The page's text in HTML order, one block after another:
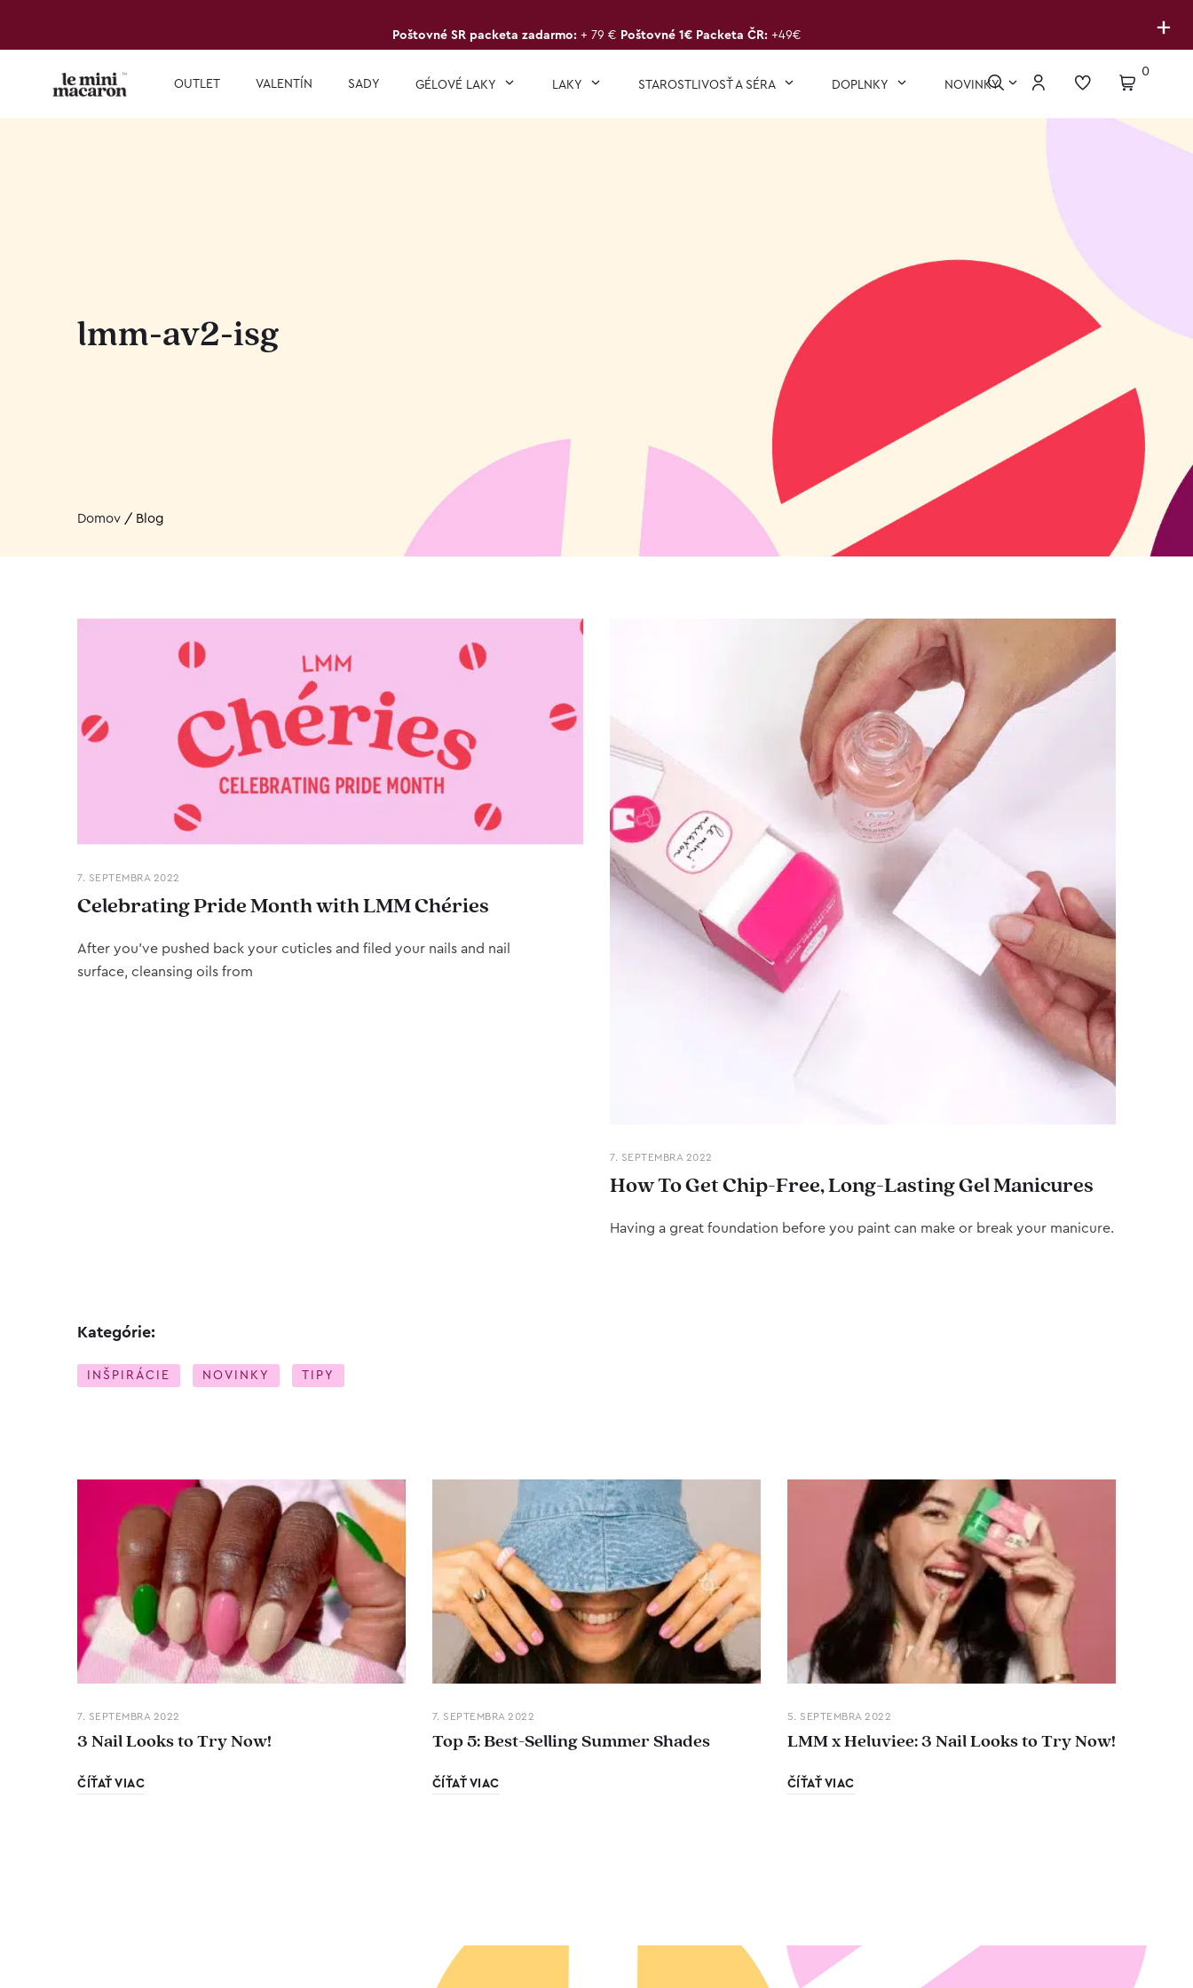
+
Poštovné SR packeta zadarmo: + 79 € Poštovné 1€ Packeta ČR: +49€
OUTLET VALENTÍN SADY GÉLOVÉ LAKY LAKY STAROSTLIVOSŤ A SÉRA DOPLNKY NOVINKY
0
lmm-av2-isg
Domov / Blog
7. SEPTEMBRA 2022
Celebrating Pride Month with LMM Chéries
After you’ve pushed back your cuticles and filed your nails and nail
surface, cleansing oils from
7. SEPTEMBRA 2022
How To Get Chip-Free, Long-Lasting Gel Manicures
Having a great foundation before you paint can make or break your manicure.
Kategórie:
INŠPIRÁCIE NOVINKY TIPY
7. SEPTEMBRA 2022
3 Nail Looks to Try Now!
ČÍŤAŤ VIAC
7. SEPTEMBRA 2022
Top 5: Best-Selling Summer Shades
ČÍŤAŤ VIAC
5. SEPTEMBRA 2022
LMM x Heluviee: 3 Nail Looks to Try Now!
ČÍŤAŤ VIAC